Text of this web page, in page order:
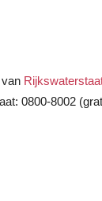
0800-8002